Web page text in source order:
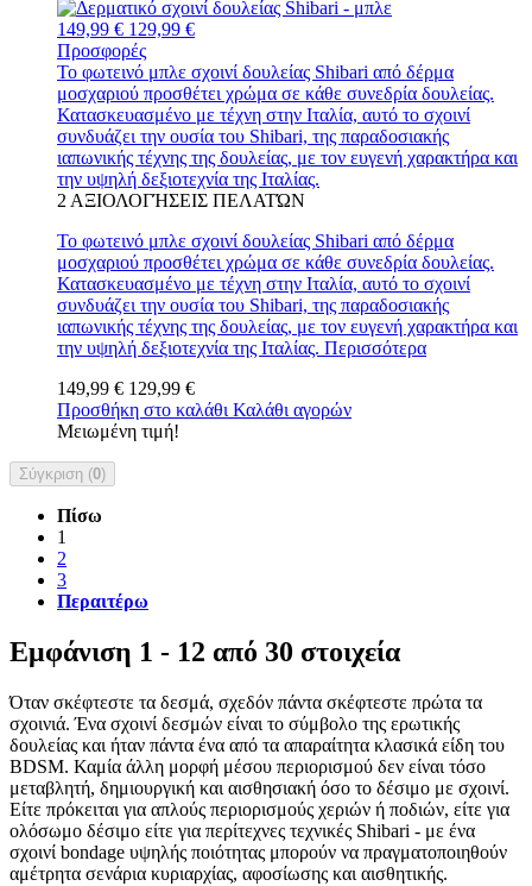
149,99 € 129,99 €
Προσφορές
Το φωτεινό μπλε σχοινί δουλείας Shibari από δέρμα
μοσχαριού προσθέτει χρώμα σε κάθε συνεδρία δουλείας.
Κατασκευασμένο με τέχνη στην Ιταλία, αυτό το σχοινί
συνδυάζει την ουσία του Shibari, της παραδοσιακής
ιαπωνικής τέχνης της δουλείας, με τον ευγενή χαρακτήρα και
την υψηλή δεξιοτεχνία της Ιταλίας.
2ΑΞΙΟΛΟΓΉΣΕΙΣ ΠΕΛΑΤΏΝ
Το φωτεινό μπλε σχοινί δουλείας Shibari από δέρμα
μοσχαριού προσθέτει χρώμα σε κάθε συνεδρία δουλείας.
Κατασκευασμένο με τέχνη στην Ιταλία, αυτό το σχοινί
συνδυάζει την ουσία του Shibari, της παραδοσιακής
ιαπωνικής τέχνης της δουλείας, με τον ευγενή χαρακτήρα και
την υψηλή δεξιοτεχνία της Ιταλίας. Περισσότερα
149,99 € 129,99 €
Προσθήκη στο καλάθι Καλάθι αγορών
Μειωμένη τιμή!
Σύγκριση (0)
Πίσω
1
2
3
Περαιτέρω
Εμφάνιση 1 - 12 από 30 στοιχεία
Όταν σκέφτεστε τα δεσμά, σχεδόν πάντα σκέφτεστε πρώτα τα
σχοινιά. Ένα σχοινί δεσμών είναι το σύμβολο της ερωτικής
δουλείας και ήταν πάντα ένα από τα απαραίτητα κλασικά είδη του
BDSM. Καμία άλλη μορφή μέσου περιορισμού δεν είναι τόσο
μεταβλητή, δημιουργική και αισθησιακή όσο το δέσιμο με σχοινί.
Είτε πρόκειται για απλούς περιορισμούς χεριών ή ποδιών, είτε για
ολόσωμο δέσιμο είτε για περίτεχνες τεχνικές Shibari - με ένα
σχοινί bondage υψηλής ποιότητας μπορούν να πραγματοποιηθούν
αμέτρητα σενάρια κυριαρχίας, αφοσίωσης και αισθητικής.